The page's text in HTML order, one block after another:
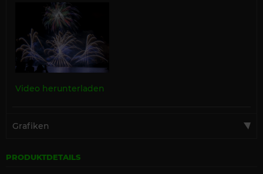
Video herunterladen
Grafiken
PRODUKTDETAILS